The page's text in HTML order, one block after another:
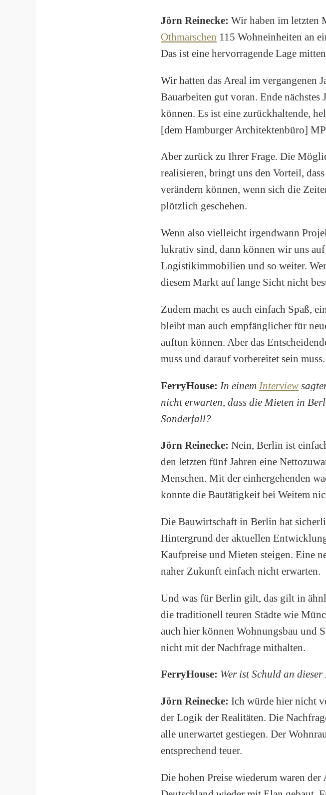
Jörn Reinecke: Wir haben im letzten
Othmarschen 115 Wohneinheiten an
Das ist eine hervorragende Lage
Wir hatten das Areal im vergangenen
Bauarbeiten gut voran. Ende
können. Es ist eine zurückhaltende,
[dem Hamburger Architektenbüro]
Aber zurück zu Ihrer Frage. Die
realisieren, bringt uns den Vorteil,
verändern können, wenn sich die
plötzlich geschehen.
Wenn also vielleicht irgendwann
lukrativ sind, dann können wir uns
Logistikimmobilien und so weiter.
diesem Markt auf lange Sicht nicht
Zudem macht es auch einfach Spaß,
bleibt man auch empfänglicher für
auftun können. Aber das
muss und darauf vorbereitet sein muss.
FerryHouse: In einem Interview
nicht erwarten, dass die Mieten in
Sonderfall?
Jörn Reinecke: Nein, Berlin ist
den letzten fünf Jahren eine
Menschen. Mit der einhergehenden
konnte die Bautätigkeit bei Weitem
Die Bauwirtschaft in Berlin hat
Hintergrund der aktuellen
Kaufpreise und Mieten steigen. Eine
naher Zukunft einfach nicht erwarten.
Und was für Berlin gilt, das gilt in
die traditionell teuren Städte wie
auch hier können Wohnungsbau und
nicht mit der Nachfrage mithalten.
FerryHouse: Wer ist Schuld an
Jörn Reinecke: Ich würde hier nicht
der Logik der Realitäten. Die
alle unerwartet gestiegen. Der
entsprechend teuer.
Die hohen Preise wiederum waren